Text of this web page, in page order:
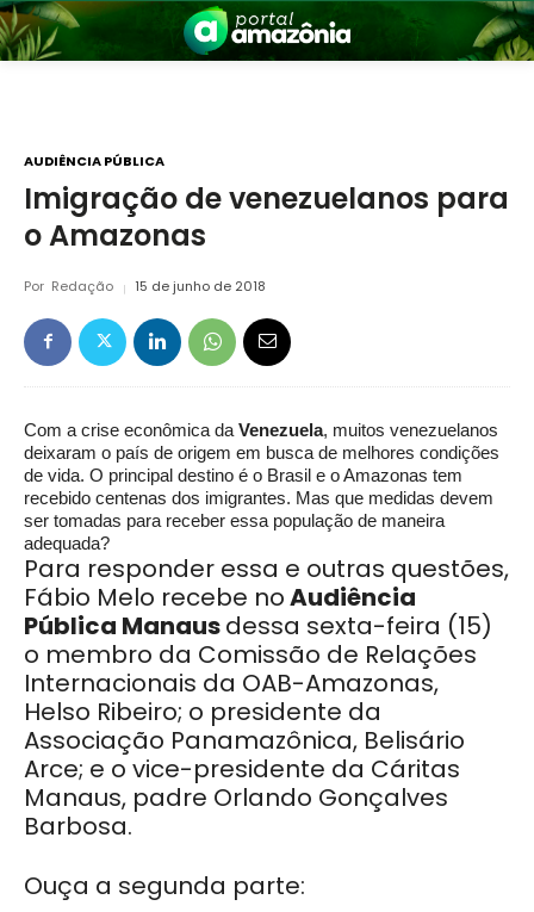
Amazônia
AUDIÊNCIA PÚBLICA
Imigração de venezuelanos para
o Amazonas
Por Redação 15 de junho de 2018
Com a crise econômica da Venezuela, muitos venezuelanos
deixaram o país de origem em busca de melhores condições
de vida. O principal destino é o Brasil e o Amazonas tem
recebido centenas dos imigrantes. Mas que medidas devem
ser tomadas para receber essa população de maneira
adequada?
Para responder essa e outras questões,
Fábio Melo recebe noAudiência
Pública Manausdessa sexta-feira (15)
o membro da Comissão de Relações
Internacionais da OAB-Amazonas,
Helso Ribeiro; o presidente da
Associação Panamazônica, Belisário
Arce; e o vice-presidente da Cáritas
Manaus, padre Orlando Gonçalves
Barbosa.
Ouça a segunda parte: